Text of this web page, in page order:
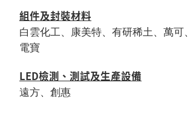
組件及封裝材料
白雲化工、康美特、有研稀土、萬可
電寶
LED檢測、測試及生產設備
遠方、創惠